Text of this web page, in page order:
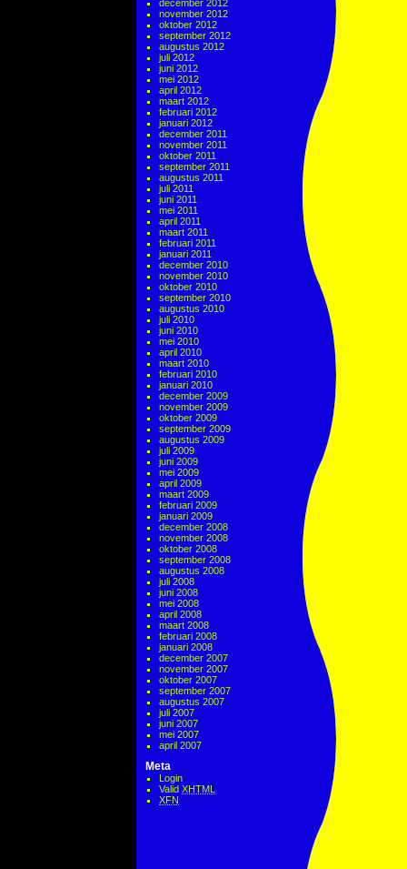
december 2012
november 2012
oktober 2012
september 2012
augustus 2012
juli 2012
juni 2012
mei 2012
april 2012
maart 2012
februari 2012
januari 2012
december 2011
november 2011
oktober 2011
september 2011
augustus 2011
juli 2011
juni 2011
mei 2011
april 2011
maart 2011
februari 2011
januari 2011
december 2010
november 2010
oktober 2010
september 2010
augustus 2010
juli 2010
juni 2010
mei 2010
april 2010
maart 2010
februari 2010
januari 2010
december 2009
november 2009
oktober 2009
september 2009
augustus 2009
juli 2009
juni 2009
mei 2009
april 2009
maart 2009
februari 2009
januari 2009
december 2008
november 2008
oktober 2008
september 2008
augustus 2008
juli 2008
juni 2008
mei 2008
april 2008
maart 2008
februari 2008
januari 2008
december 2007
november 2007
oktober 2007
september 2007
augustus 2007
juli 2007
juni 2007
mei 2007
april 2007
Meta
Login
Valid XHTML
XFN